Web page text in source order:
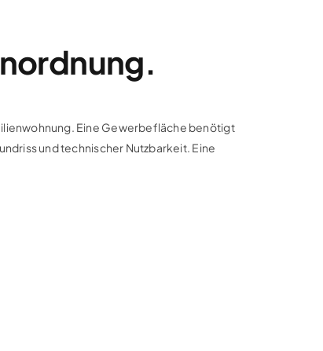
Eine Gewerbefläche benötigt
und technischer Nutzbarkeit. Eine